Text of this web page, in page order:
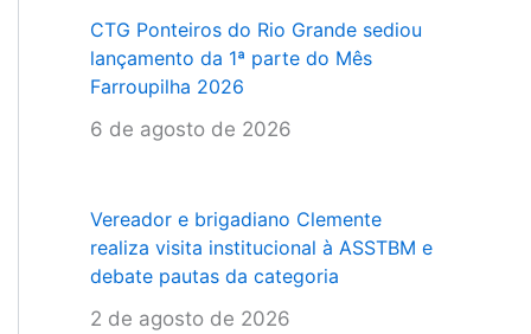
CTG Ponteiros do Rio Grande sediou
lançamento da 1ª parte do Mês
Farroupilha 2026
6 de agosto de 2026
Vereador e brigadiano Clemente
realiza visita institucional à ASSTBM e
debate pautas da categoria
2 de agosto de 2026